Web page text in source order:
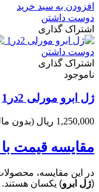
افزودن به سبد خرید
دوست داشتن
اشتراک گذاری
دوست داشتن
اشتراک گذاری
ناموجود
ژل ابرو مورلی 2در1
1,250,000 ریال (بدون
مقایسه قیمت
در این مقایسه،
(ژل ابرو) یکسان هستند.